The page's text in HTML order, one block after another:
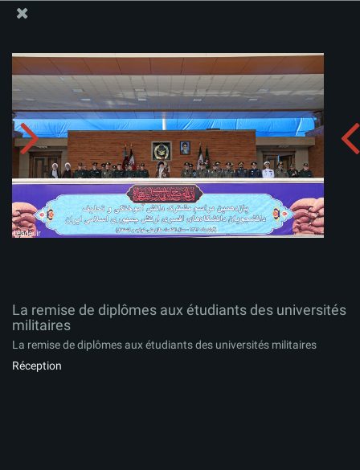
La remise de diplômes aux étudiants des universités
militaires
Télécharger l'album:
La remise de diplômes aux étudiants des universités
militaires
La remise de diplômes aux étudiants des universités militaires
Réception